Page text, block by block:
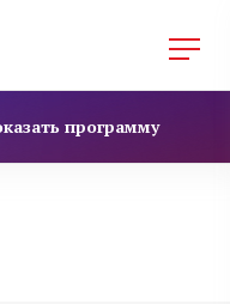
программу